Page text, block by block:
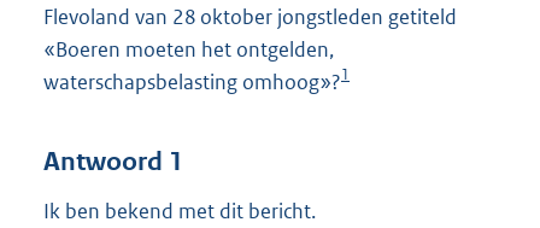
Flevoland van 28 oktober jongstleden getiteld
«Boeren moeten het ontgelden,
waterschapsbelasting omhoog»?1
Antwoord 1
Ik ben bekend met dit bericht.